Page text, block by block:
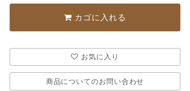
カゴに入れる
お気に入り
商品についてのお問い合わせ